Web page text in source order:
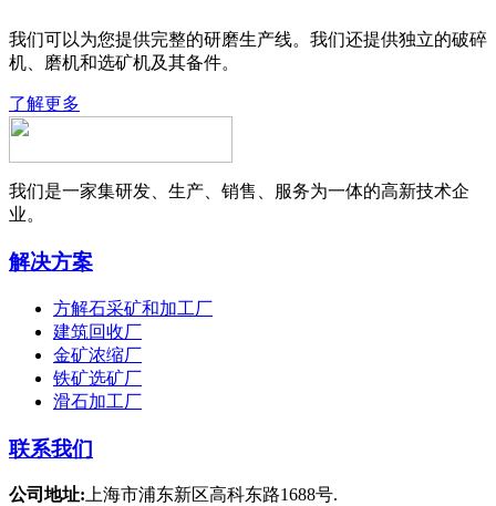
我们可以为您提供完整的研磨生产线。我们还提供独立的破碎
机、磨机和选矿机及其备件。
了解更多
我们是一家集研发、生产、销售、服务为一体的高新技术企
业。
解决方案
方解石采矿和加工厂
建筑回收厂
金矿浓缩厂
铁矿选矿厂
滑石加工厂
联系我们
公司地址: 上海市浦东新区高科东路1688号.